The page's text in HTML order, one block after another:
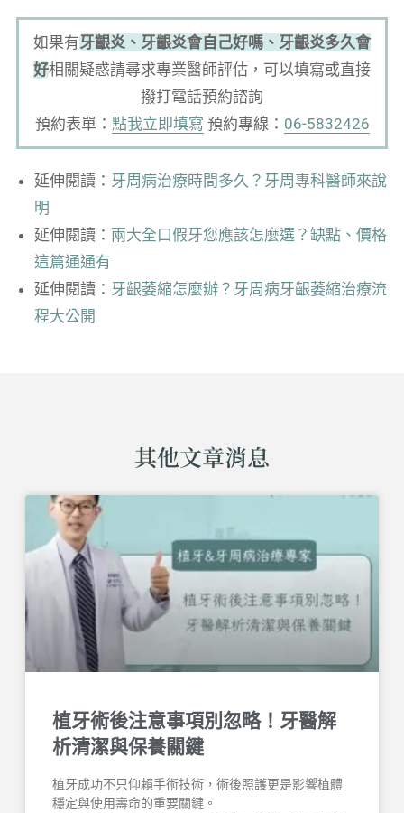
如果有牙齦炎、牙齦炎會自己好嗎、牙齦炎多久會
好相關疑惑請尋求專業醫師評估，可以填寫或直接
撥打電話預約諮詢
預約表單： 點我立即填寫 預約專線： 06-5832426
延伸閱讀： 牙周病治療時間多久？牙周專科醫師來說
明
延伸閱讀： 兩大全口假牙您應該怎麼選？缺點、價格
這篇通通有
延伸閱讀： 牙齦萎縮怎麼辦？牙周病牙齦萎縮治療流
程大公開
其他文章消息
植牙術後注意事項別忽略！牙醫解
析清潔與保養關鍵
植牙成功不只仰賴手術技術，術後照護更是影響植體
穩定與使用壽命的重要關鍵。